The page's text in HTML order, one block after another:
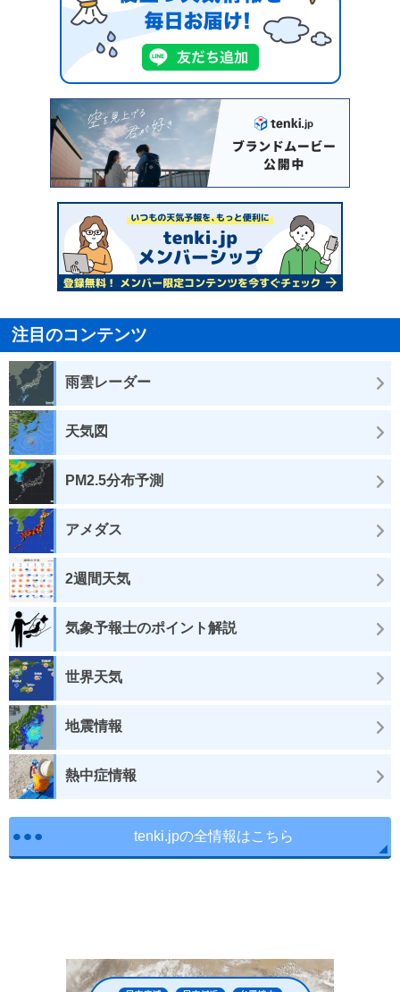
注目のコンテンツ
雨雲レーダー
天気図
PM2.5分布予測
アメダス
2週間天気
気象予報士のポイント解説
世界天気
地震情報
熱中症情報
tenki.jpの全情報はこちら